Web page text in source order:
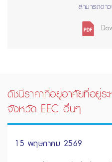
สามารถดา
ดัชนีราคาที่อยู่อาศัยที่อยู่ร
จังหวัด EEC อื่นๆ
15 พฤษภาคม 2569